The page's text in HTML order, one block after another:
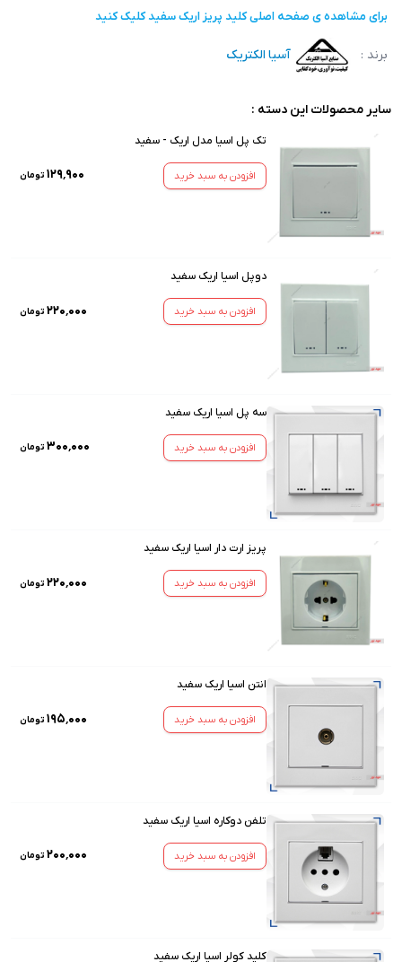
برای مشاهده ی صفحه اصلیکلید پریز اریک سفیدکلیک کنید
برند : آسیا الکتریک
سایر محصولات این دسته :
تک پل اسیا مدل اریک - سفید
افزودن به سبد خرید ۱۲۹٬۹۰۰ تومان
دوپل اسیا اریک سفید
افزودن به سبد خرید ۲۲۰٬۰۰۰ تومان
سه پل اسیا اریک سفید
افزودن به سبد خرید ۳۰۰٬۰۰۰ تومان
پریز ارت دار اسیا اریک سفید
افزودن به سبد خرید ۲۲۰٬۰۰۰ تومان
انتن اسیا اریک سفید
افزودن به سبد خرید ۱۹۵٬۰۰۰ تومان
تلفن دوکاره اسیا اریک سفید
افزودن به سبد خرید ۲۰۰٬۰۰۰ تومان
کلید کولر اسیا اریک سفید